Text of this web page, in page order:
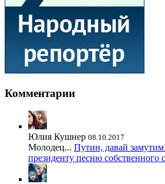
Комментарии
Юлия Кушнер 08.10.2017
Молодец... Путин, давай
президенту песню собственного